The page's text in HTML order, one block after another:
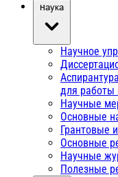
Наука
Научное
для работы
Научные
Основные
Грантовые
Основные
Научные
Полезные